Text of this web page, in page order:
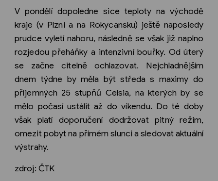
V pondělí dopoledne sice teploty na východě
kraje (v Plzni a na Rokycansku) ještě naposledy
prudce vyletí nahoru, následně se však již naplno
rozjedou přeháňky a intenzivní bouřky. Od úterý
se začne citelně ochlazovat. Nejchladnějším
dnem týdne by měla být středa s maximy do
příjemných 25 stupňů Celsia, na kterých by se
mělo počasí ustálit až do víkendu. Do té doby
však platí doporučení dodržovat pitný režim,
omezit pobyt na přímém slunci a sledovat aktuální
výstrahy.
zdroj: ČTK